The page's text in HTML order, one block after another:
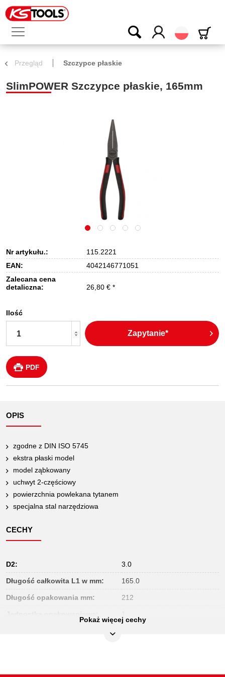
Polski
Przegląd Szczypce płaskie
SlimPOWER Szczypce płaskie, 165mm
Nr artykułu.:
115.2221
EAN:
4042146771051
Zalecana cena
detaliczna:
26,80 € *
Ilość
Zapytanie*
PDF
OPIS
zgodne z DIN ISO 5745
ekstra płaski model
model ząbkowany
uchwyt 2-częściowy
powierzchnia powlekana tytanem
specjalna stal narzędziowa
CECHY
D2: 3.0
Długość całkowita L1 w mm: 165.0
Długość opakowania mm: 212
Pokaż więcej cechy